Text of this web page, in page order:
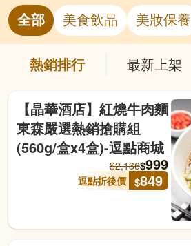
全部 美食飲品 美妝保養
熱銷排行 最新上架
【晶華酒店】紅燒牛肉麵
東森嚴選熱銷搶購組
(560g/盒x4盒)-逗點商城
$2,136$999
逗點折後價 $849